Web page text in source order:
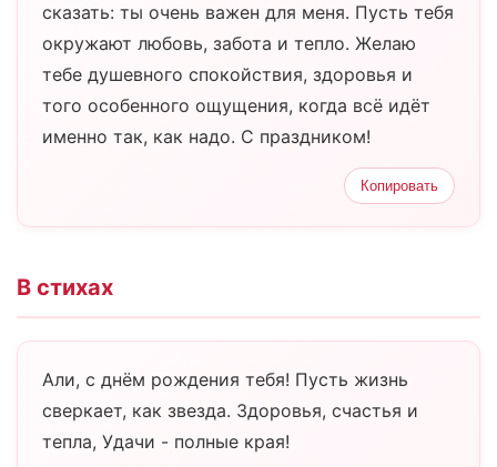
сказать: ты очень важен для меня. Пусть тебя
окружают любовь, забота и тепло. Желаю
тебе душевного спокойствия, здоровья и
того особенного ощущения, когда всё идёт
именно так, как надо. С праздником!
Копировать
В стихах
Али, с днём рождения тебя! Пусть жизнь
сверкает, как звезда. Здоровья, счастья и
тепла, Удачи - полные края!